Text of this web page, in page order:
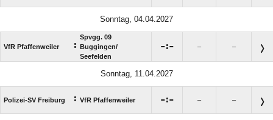
Sonntag, 04.04.2027
VfR Pfaffenweiler :
Spvgg. 09
Buggingen/​
Seefelden
: – –
Sonntag, 11.04.2027
Polizei-SV Freiburg : VfR Pfaffenweiler : – –